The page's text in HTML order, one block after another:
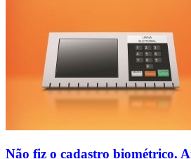
Não fiz o cadastro biométrico.